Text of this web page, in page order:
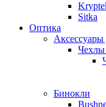
Sitka
Оптика
Аксессуары
Чехлы
Бинокли